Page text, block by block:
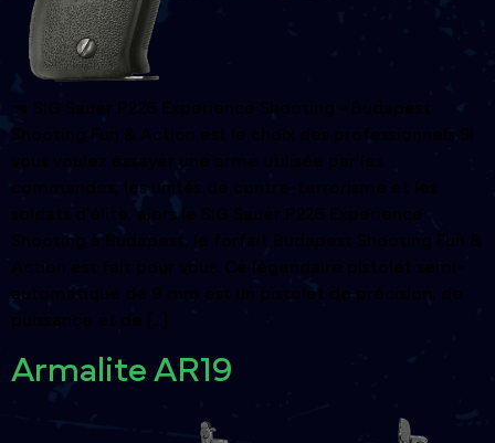
🔫 SIG Sauer P226 Experience Shooting - Budapest
Shooting Fun & Action est le choix des professionnels Si
commandos, les unités de contre-terrorisme et les
soldats d'élite, alors le SIG Sauer P226 Experience
Shooting à Budapest, le forfait Budapest Shooting Fun &
Action est fait pour vous. Ce légendaire pistolet semi-
automatique de 9 mm est un pistolet de précision, de
puissance et de [...]
Armalite AR19